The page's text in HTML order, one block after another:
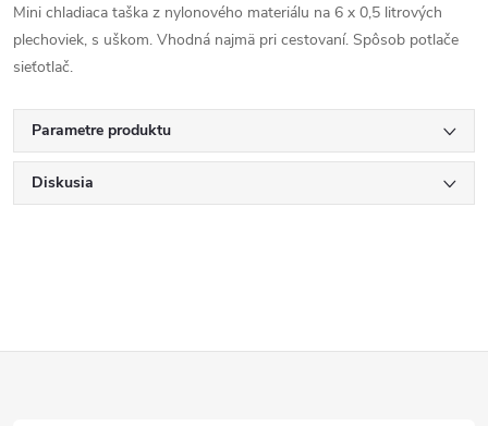
Mini chladiaca taška z nylonového materiálu na 6 x 0,5 litrových
plechoviek, s uškom. Vhodná najmä pri cestovaní. Spôsob potlače
sieťotlač.
Parametre produktu
Diskusia